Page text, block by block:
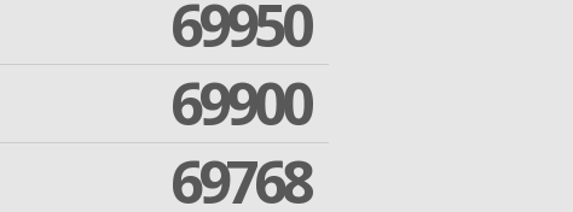
69950
69900
69768